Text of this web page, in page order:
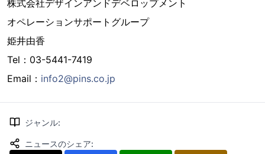
株式会社デザインアンドデベロップメント
オペレーションサポートグループ
姫井由香
Tel：03-5441-7419
Email： info2@pins.co.jp
ジャンル:
ニュースのシェア: